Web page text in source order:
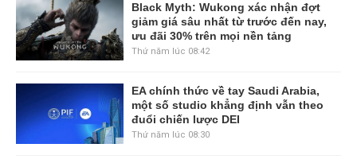
Black Myth: Wukong xác nhận đợt
giảm giá sâu nhất từ trước đến nay,
ưu đãi 30% trên mọi nền tảng
Thứ năm lúc 08:42
EA chính thức về tay Saudi Arabia,
một số studio khẳng định vẫn theo
đuổi chiến lược DEI
Thứ năm lúc 08:30